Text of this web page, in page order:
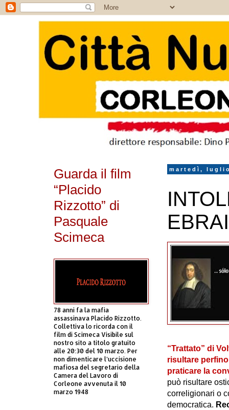
martedì,
“Trattato” di
risultare
praticare la
può risultare
correligionari o
democratica.
Guarda il film
“Placido
Rizzotto” di
Pasquale
Scimeca
78 anni fa la mafia
assassinava Placido Rizzotto.
Collettiva lo ricorda con il
film di Scimeca Visibile sul
nostro sito a titolo gratuito
alle 20:30 del 10 marzo. Per
non dimenticare l’uccisione
mafiosa del segretario della
Camera del Lavoro di
Corleone avvenuta il 10
marzo 1948